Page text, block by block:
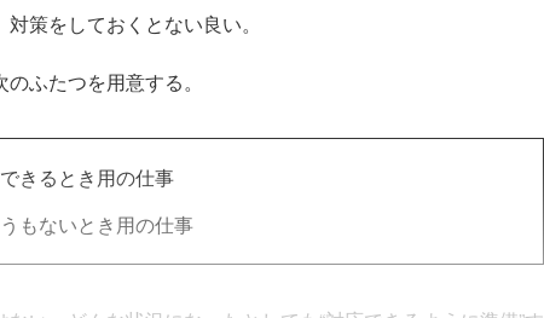
策をしておくとない良い。
ふたつを用意する。
きるとき用の仕事
もないとき用の仕事